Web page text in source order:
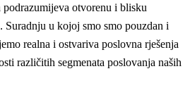
podrazumijeva otvorenu i blisku
Suradnju u kojoj smo smo pouzdan i
realna i ostvariva poslovna rješenja
različitih segmenata poslovanja naših